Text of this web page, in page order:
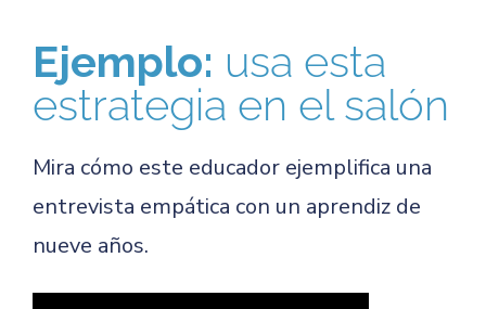
Ejemplo: usa esta
estrategia en el salón
Mira cómo este educador ejemplifica una
entrevista empática con un aprendiz de
nueve años.